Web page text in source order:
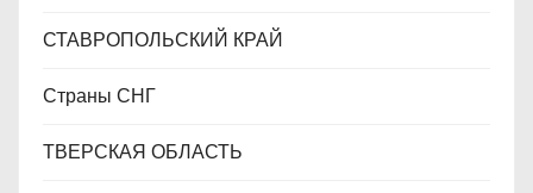
СТАВРОПОЛЬСКИЙ КРАЙ
Страны СНГ
ТВЕРСКАЯ ОБЛАСТЬ